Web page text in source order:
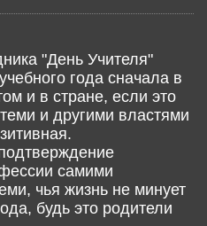
"День Учителя"
года сначала в
и в стране, если это
и другими властями
самими
чья жизнь не минует
будь это родители